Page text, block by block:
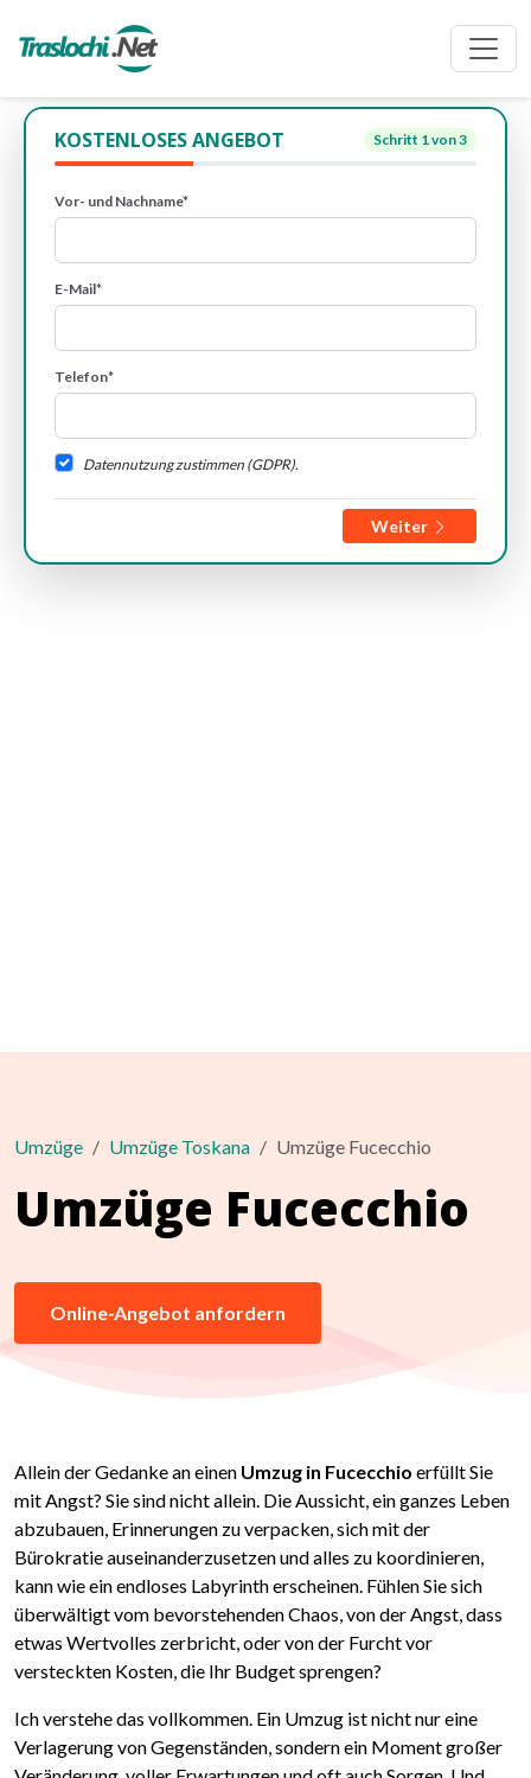
KOSTENLOSES ANGEBOT Schritt 1von 3
Vor- und Nachname*
E-Mail*
Telefon*
Datennutzung zustimmen (GDPR).
Weiter
Umzüge Umzüge Toskana Umzüge Fucecchio
Umzüge Fucecchio
Online-Angebot anfordern
Allein der Gedanke an einen Umzug in Fucecchio erfüllt Sie
mit Angst? Sie sind nicht allein. Die Aussicht, ein ganzes Leben
abzubauen, Erinnerungen zu verpacken, sich mit der
Bürokratie auseinanderzusetzen und alles zu koordinieren,
kann wie ein endloses Labyrinth erscheinen. Fühlen Sie sich
überwältigt vom bevorstehenden Chaos, von der Angst, dass
etwas Wertvolles zerbricht, oder von der Furcht vor
versteckten Kosten, die Ihr Budget sprengen?
Ich verstehe das vollkommen. Ein Umzug ist nicht nur eine
Verlagerung von Gegenständen, sondern ein Moment großer